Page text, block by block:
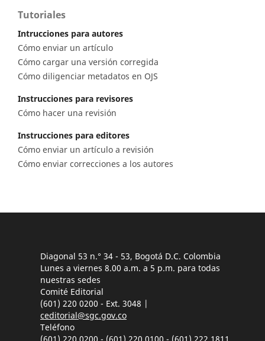
Tutoriales
Intrucciones para autores
Cómo enviar un artículo
Cómo cargar una versión corregida
Cómo diligenciar metadatos en OJS
Instrucciones para revisores
Cómo hacer una revisión
Instrucciones para editores
Cómo enviar un artículo a revisión
Cómo enviar correcciones a los autores
Diagonal 53 n.° 34 - 53, Bogotá D.C. Colombia
Lunes a viernes 8.00 a.m. a 5 p.m. para todas
nuestras sedes
Comité Editorial
(601) 220 0200 - Ext. 3048 |
ceditorial@sgc.gov.co
Teléfono